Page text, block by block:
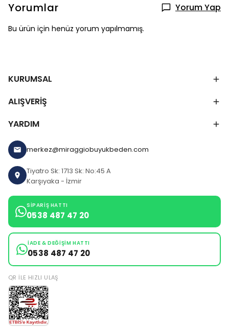
Yorumlar Yorum Yap
Bu ürün için henüz yorum yapılmamış.
KURUMSAL
ALIŞVERİŞ
YARDIM
merkez@miraggiobuyukbeden.com
Tiyatro Sk: 1713 Sk: No:45 A
Karşıyaka - İzmir
SIPARIŞ HATTI
0538 487 47 20
İADE & DEĞIŞIM HATTI
0538 487 47 20
QR ILE HIZLI ULAŞ